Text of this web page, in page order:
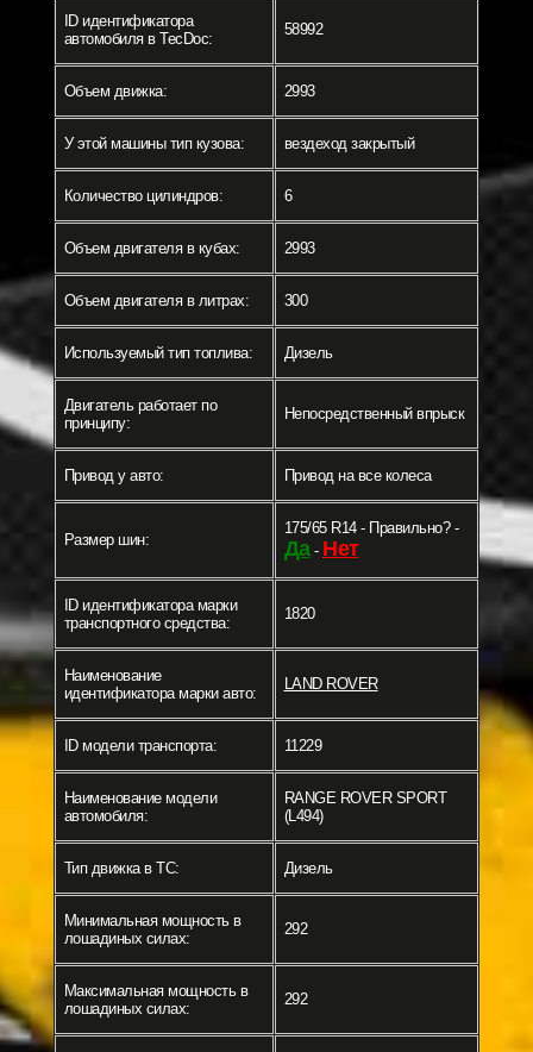
ID идентификатора
автомобиля в TecDoc:
58992
Объем движка: 2993
У этой машины тип кузова: вездеход закрытый
Количество цилиндров: 6
Объем двигателя в кубах: 2993
Объем двигателя в литрах: 300
Используемый тип топлива: Дизель
Двигатель работает по
принципу:
Непосредственный впрыск
Привод у авто: Привод на все колеса
Размер шин:
175/65 R14 - Правильно? -
Да- Нет
ID идентификатора марки
транспортного средства:
1820
Наименование
идентификатора марки авто:
LAND ROVER
ID модели транспорта: 11229
Наименование модели
автомобиля:
RANGE ROVER SPORT
(L494)
Тип движка в ТС: Дизель
Минимальная мощность в
лошадиных силах:
292
Максимальная мощность в
лошадиных силах:
292